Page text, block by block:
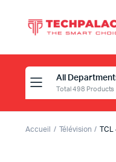
All
Total 498 Products
Accueil Télévision TCL